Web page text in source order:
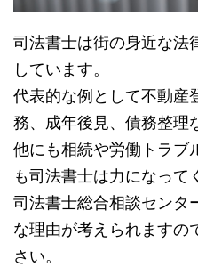
司法書士は街の身近な法
しています。
代表的な例として不動産
務、成年後見、債務整理
他にも相続や労働トラブ
も司法書士は力になって
司法書士総合相談センタ
な理由が考えられますの
さい。